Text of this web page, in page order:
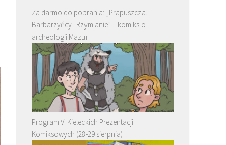
Za darmo do pobrania: „Prapuszcza.
Barbarzyńcy i Rzymianie” – komiks o
archeologii Mazur
Program VI Kieleckich Prezentacji
Komiksowych (28-29 sierpnia)